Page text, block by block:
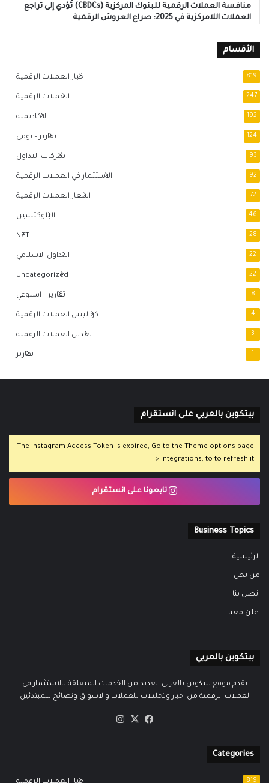
منافسة العملات الرقمية للبنوك المركزية (CBDCs) تُؤدي إلى تراجع
العملات اللامركزية في 2025: صراع العروش الرقمية
الأقسام
اخبار العملات الرقمية 819
العملات الرقمية 247
الاكاديمية 192
تقارير – يومي 124
شركات التداول 93
الاستثمار في العملات الرقمية 92
اسعار العملات الرقمية 72
البلوكتشين 46
NFT 28
التداول الاسلامي 22
Uncategorized 22
تقارير – اسبوعي 8
كواليس العملات الرقمية 4
تعدين العملات الرقمية 3
تقارير 1
بيتكوين بالعربي على انستقرام
The Instagram Access Token is expired, Go to the Theme options page
> Integrations, to to refresh it.
تابعونا على انستقرام
Business Topics
الرئيسية
من نحن
اتصل بنا
اعلن معنا
بيتكوين بالعربي
يقدم موقع بيتكوين بالعربي العديد من الخدمات المتعلقة بالاستثمار في
العملات الرقمية من اخبار وتحليلات للعملات والاسواق ونصائح للمبتدئين.
فيسبوك
‫X
Categories
819